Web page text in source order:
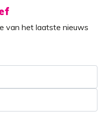
van het laatste nieuws